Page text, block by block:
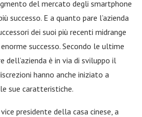
del mercato degli smartphone
successo. E a quanto pare l’azienda
dei suoi più recenti midrange
successo. Secondo le ultime
è in via di sviluppo il
hanno anche iniziato a
sue caratteristiche.
presidente della casa cinese, a